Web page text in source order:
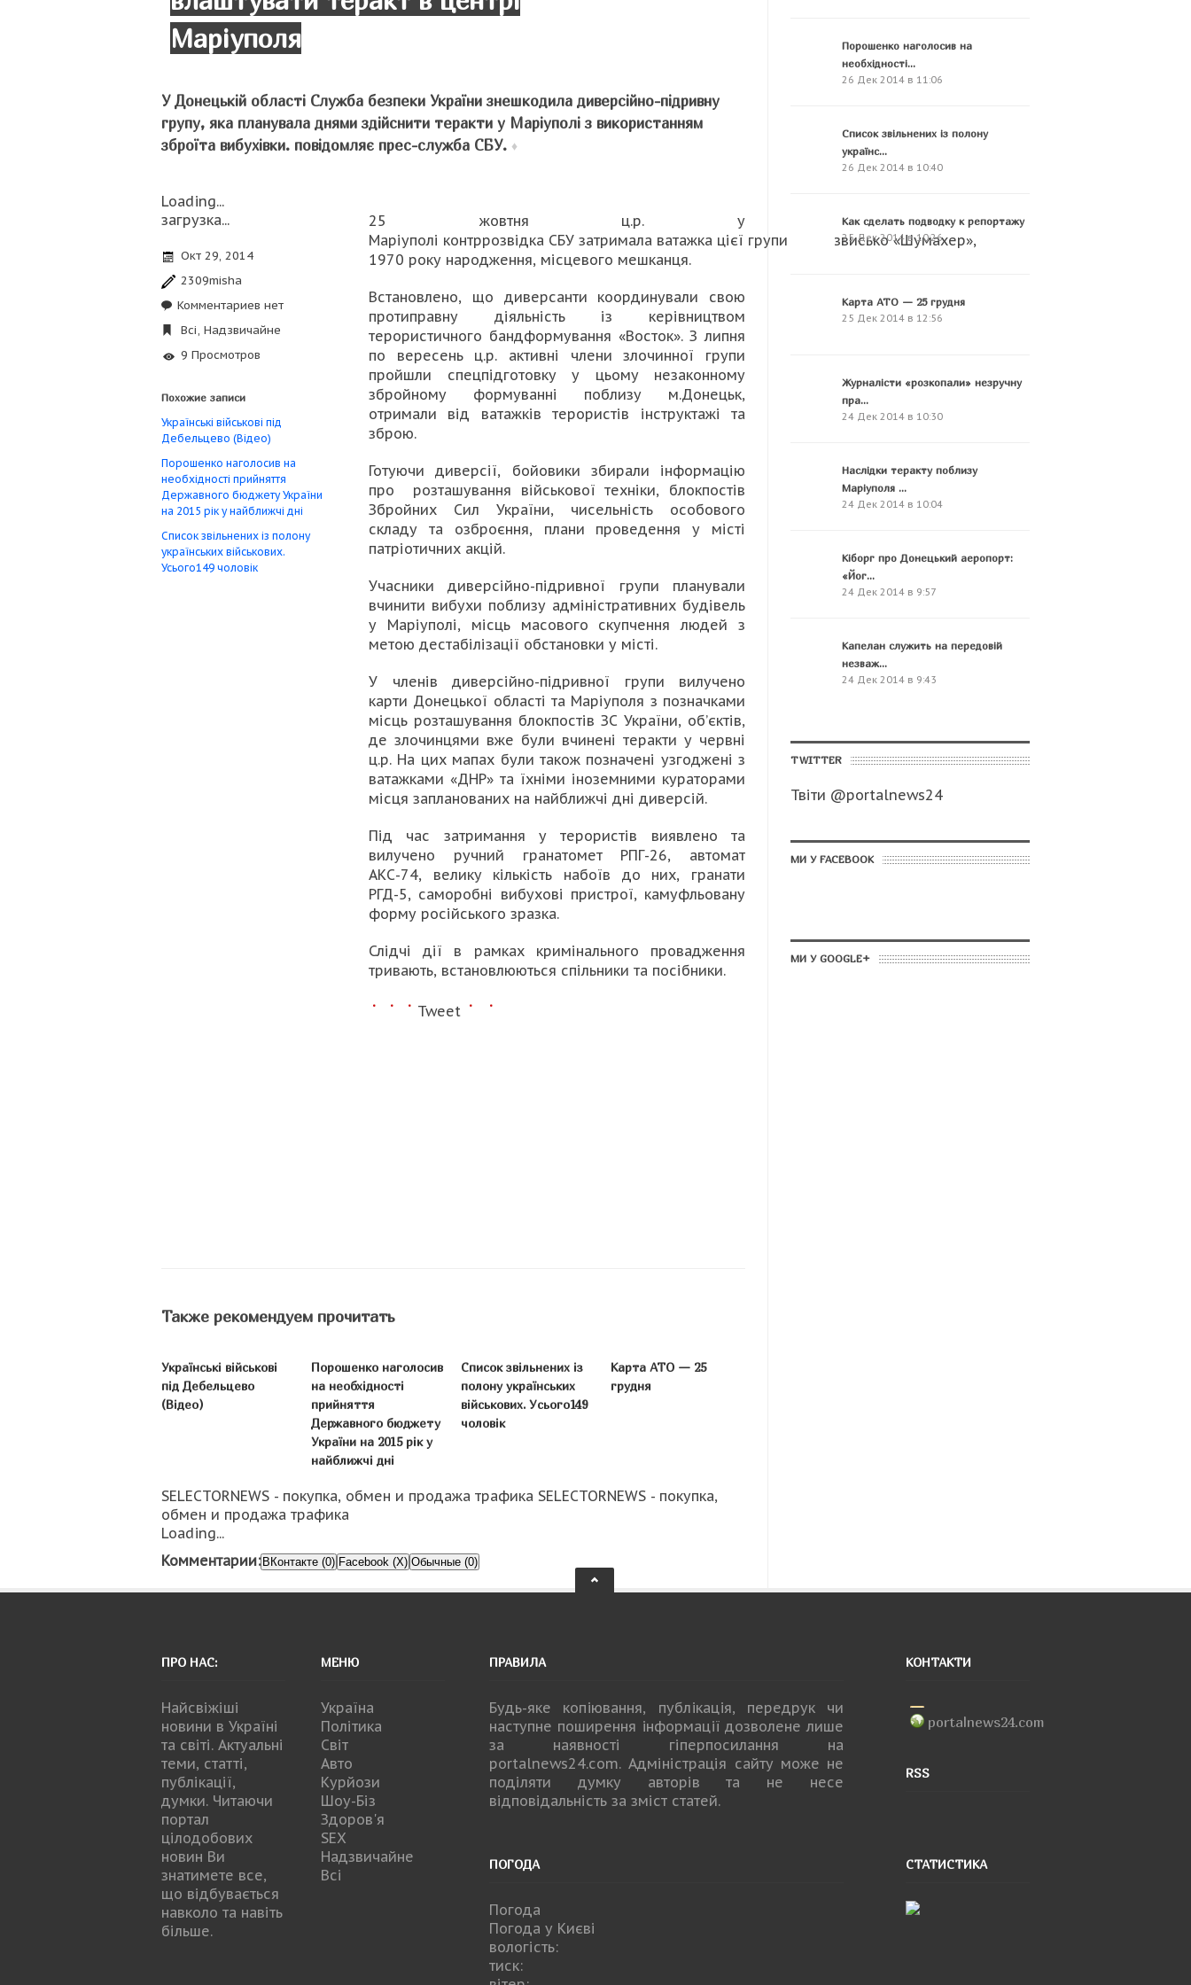
Маріуполя
У Донецькій області Служба безпеки України знешкодила диверсійно-підривну
групу, яка планувала днями здійснити теракти у Маріуполі з використанням
зброїта вибухівки. повідомляє прес-служба СБУ. ♦
Loading...
загрузка...
Окт 29, 2014
2309misha
Комментариев нет
Всі, Надзвичайне
9 Просмотров
Похожие записи
Українські військові під
Дебельцево (Відео)
Порошенко наголосив на
необхідності прийняття
Державного бюджету України
на 2015 рік у найближчі дні
Список звільнених із полону
українських військових.
Усього149 чоловік
25 жовтня ц.р. у
Маріуполі контррозвідка СБУ затримала ватажка цієї групи на прізвисько «Шумахер»,
1970 року народження, місцевого мешканця.
Встановлено, що диверсанти координували свою
протиправну діяльність із керівництвом
терористичного бандформування «Восток». З липня
по вересень ц.р. активні члени злочинної групи
пройшли спецпідготовку у цьому незаконному
збройному формуванні поблизу м.Донецьк,
отримали від ватажків терористів інструктажі та
зброю.
Готуючи диверсії, бойовики збирали інформацію
про розташування військової техніки, блокпостів
Збройних Сил України, чисельність особового
складу та озброєння, плани проведення у місті
патріотичних акцій.
Учасники диверсійно-підривної групи планували
вчинити вибухи поблизу адміністративних будівель
у Маріуполі, місць масового скупчення людей з
метою дестабілізації обстановки у місті.
У членів диверсійно-підривної групи вилучено
карти Донецької області та Маріуполя з позначками
місць розташування блокпостів ЗС України, об’єктів,
де злочинцями вже були вчинені теракти у червні
ц.р. На цих мапах були також позначені узгоджені з
ватажками «ДНР» та їхніми іноземними кураторами
місця запланованих на найближчі дні диверсій.
Під час затримання у терористів виявлено та
вилучено ручний гранатомет РПГ-26, автомат
АКС-74, велику кількість набоїв до них, гранати
РГД-5, саморобні вибухові пристрої, камуфльовану
форму російського зразка.
Слідчі дії в рамках кримінального провадження
тривають, встановлюються спільники та посібники.
Tweet
Также рекомендуем прочитать
Українські військові
під Дебельцево
(Відео)
Порошенко наголосив
на необхідності
прийняття
Державного бюджету
України на 2015 рік у
найближчі дні
Список звільнених із
полону українських
військових. Усього149
чоловік
Карта АТО — 25
грудня
SELECTORNEWS - покупка, обмен и продажа трафика SELECTORNEWS - покупка,
обмен и продажа трафика
Loading...
Комментарии: ВКонтакте (0) Facebook (X) Обычные (0)
Порошенко наголосив на
необхідності...
26 Дек 2014 в 11:06
Список звільнених із полону
українс...
26 Дек 2014 в 10:40
Как сделать подводку к репортажу
25 Дек 2014 в 10:26
Карта АТО — 25 грудня
25 Дек 2014 в 12:56
Журналісти «розкопали» незручну
пра...
24 Дек 2014 в 10:30
Наслідки теракту поблизу
Маріуполя ...
24 Дек 2014 в 10:04
Кіборг про Донецький аеропорт:
«Йог...
24 Дек 2014 в 9:57
Капелан служить на передовій
незваж...
24 Дек 2014 в 9:43
TWITTER
Твіти @portalnews24
МИ У FACEBOOK
МИ У GOOGLE+
ПРО НАС:
Найсвіжіші
новини в Україні
та світі. Актуальні
теми, статті,
публікації,
думки. Читаючи
портал
цілодобових
новин Ви
знатимете все,
що відбувається
навколо та навіть
більше.
МЕНЮ
Україна
Політика
Світ
Авто
Курйози
Шоу-Біз
Здоров'я
SEX
Надзвичайне
Всі
ПРАВИЛА
Будь-яке копiювання, публiкацiя, передрук чи
наступне поширення iнформацiї дозволене лише
за наявності гіперпосилання на
portalnews24.com. Адміністрація сайту може не
поділяти думку авторів та не несе
відповідальність за зміст статей.
ПОГОДА
Погода
Погода у Києві
вологість:
тиск:
КОНТАКТИ
portalnews24.com
RSS
СТАТИСТИКА